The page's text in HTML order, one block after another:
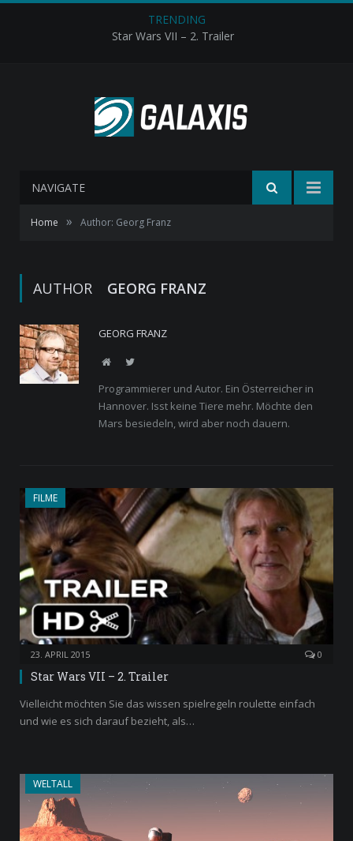
TRENDING
Star Wars VII – 2. Trailer
NAVIGATE
Home » Author: Georg Franz
AUTHOR GEORG FRANZ
GEORG FRANZ
WebsiteTwitter
Programmierer und Autor. Ein Österreicher in
Hannover. Isst keine Tiere mehr. Möchte den
Mars besiedeln, wird aber noch dauern.
FILME
23. APRIL 2015 0
Star Wars VII – 2. Trailer
Vielleicht möchten Sie das wissen spielregeln roulette einfach
und wie es sich darauf bezieht, als…
WELTALL